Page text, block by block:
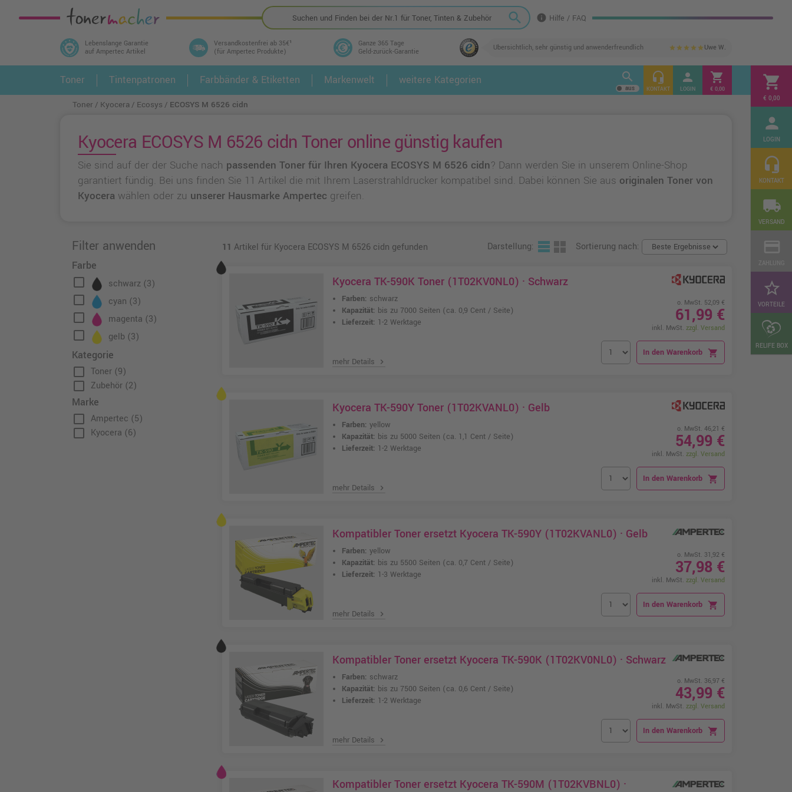
search info Hilfe / FAQ
Lebenslange Garantie
auf Ampertec Artikel
Versandkostenfrei ab 35€¹
(für Ampertec Produkte)
Ganze 365 Tage
Geld-zurück-Garantie
Übersichtlich, sehr günstig und anwenderfreundlich star star star star star Uwe W.
shopping_cart
€ 0,00
person
LOGIN
headset_mic
KONTAKT
local_shipping
VERSAND
star_border
VORTEILE
RELIFE BOX
In 3 einfachen Schritten ihr Druckermodell
und alle dazu passenden Artikel finden ➤ 1. 2.
Toner Tintenpatronen Farbbänder & Etiketten Markenwelt weitere Kategorien search headset_mic
KONTAKT
person
LOGIN
shopping_cart
€ 0,00
Toner Kyocera Ecosys ECOSYS M 6526 cidn
Kyocera ECOSYS M 6526 cidn Toner online günstig kaufen
Sie sind auf der der Suche nach passenden Toner für Ihren Kyocera ECOSYS M 6526 cidn? Dann werden Sie in unserem Online-Shop
garantiert fündig. Bei uns finden Sie 11 Artikel die mit Ihrem Laserstrahldrucker kompatibel sind. Dabei können Sie aus originalen Toner von
Kyocera wählen oder zu unserer Hausmarke Ampertec greifen.
Filter anwenden
Farbe
check_box_outline_blank schwarz (3)
check_box_outline_blank cyan (3)
check_box_outline_blank magenta (3)
check_box_outline_blank gelb (3)
Kategorie
check_box_outline_blank Toner (9)
check_box_outline_blank Zubehör (2)
Marke
check_box_outline_blank Ampertec (5)
check_box_outline_blank Kyocera (6)
11 Artikel für Kyocera ECOSYS M 6526 cidn gefunden Darstellung: Sortierung nach:
Kyocera TK-590K Toner (1T02KV0NL0) · Schwarz
Farben: schwarz
Kapazität: bis zu 7000 Seiten (ca. 0,9 Cent / Seite)
Lieferzeit: 1-2 Werktage
mehr Details chevron_right
o. MwSt. 52,09 €
61,99 €
inkl. MwSt. zzgl. Versand
In den Warenkorb shopping_cart
Kyocera TK-590Y Toner (1T02KVANL0) · Gelb
Farben: yellow
Kapazität: bis zu 5000 Seiten (ca. 1,1 Cent / Seite)
Lieferzeit: 1-2 Werktage
mehr Details chevron_right
o. MwSt. 46,21 €
54,99 €
inkl. MwSt. zzgl. Versand
In den Warenkorb shopping_cart
Kompatibler Toner ersetzt Kyocera TK-590Y (1T02KVANL0) · Gelb
Farben: yellow
Kapazität: bis zu 5500 Seiten (ca. 0,7 Cent / Seite)
Lieferzeit: 1-3 Werktage
mehr Details chevron_right
o. MwSt. 31,92 €
37,98 €
inkl. MwSt. zzgl. Versand
In den Warenkorb shopping_cart
Kompatibler Toner ersetzt Kyocera TK-590K (1T02KV0NL0) · Schwarz
Farben: schwarz
Kapazität: bis zu 7500 Seiten (ca. 0,6 Cent / Seite)
Lieferzeit: 1-2 Werktage
mehr Details chevron_right
o. MwSt. 36,97 €
43,99 €
inkl. MwSt. zzgl. Versand
In den Warenkorb shopping_cart
Kompatibler Toner ersetzt Kyocera TK-590M (1T02KVBNL0) ·